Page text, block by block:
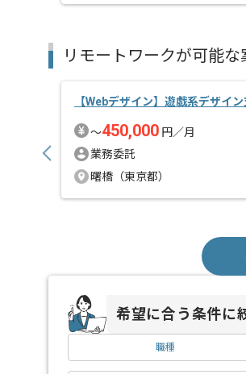
リモートワークが可能な
【Webデザイン】遊戯系デザイ
〜450,000 円／月
業務委託
曙橋（東京都）
希望に合う条件に
職種